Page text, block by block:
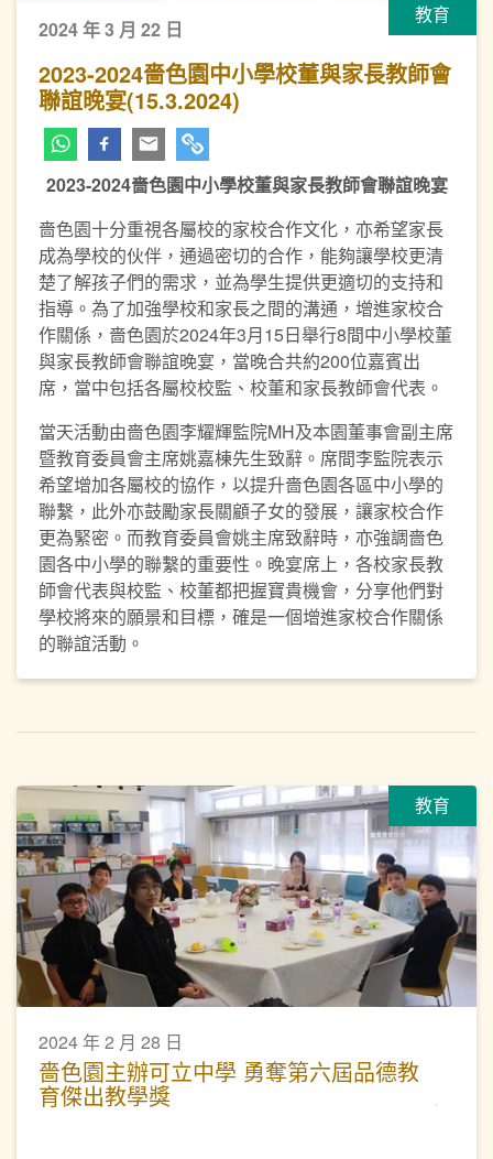
教育
2024 年 3 月 22 日
2023-2024嗇色園中小學校董與家長教師會
聯誼晚宴(15.3.2024)
2023-2024嗇色園中小學校董與家長教師會聯誼晚宴
嗇色園十分重視各屬校的家校合作文化，亦希望家長
成為學校的伙伴，通過密切的合作，能夠讓學校更清
楚了解孩子們的需求，並為學生提供更適切的支持和
指導。為了加強學校和家長之間的溝通，增進家校合
作關係，嗇色園於2024年3月15日舉行8間中小學校董
與家長教師會聯誼晚宴，當晚合共約200位嘉賓出
席，當中包括各屬校校監、校董和家長教師會代表。
當天活動由嗇色園李耀輝監院MH及本園董事會副主席
暨教育委員會主席姚嘉棟先生致辭。席間李監院表示
希望增加各屬校的協作，以提升嗇色園各區中小學的
聯繫，此外亦鼓勵家長關顧子女的發展，讓家校合作
更為緊密。而教育委員會姚主席致辭時，亦強調嗇色
園各中小學的聯繫的重要性。晚宴席上，各校家長教
師會代表與校監、校董都把握寶貴機會，分享他們對
學校將來的願景和目標，確是一個增進家校合作關係
的聯誼活動。
教育
2024 年 2 月 28 日
嗇色園主辦可立中學 勇奪第六屆品德教
育傑出教學獎